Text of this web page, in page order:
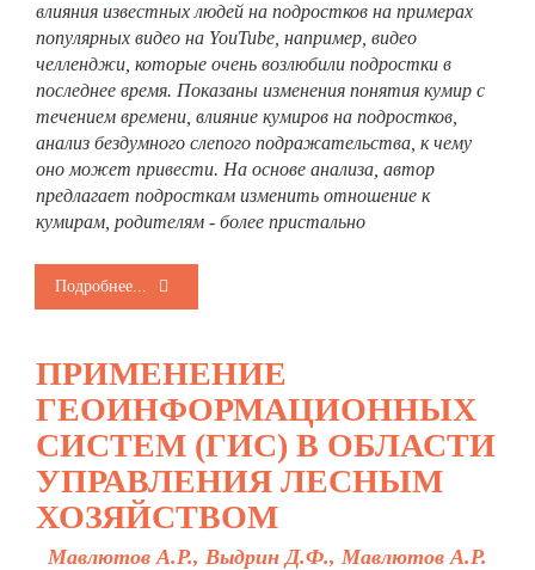
влияния известных людей на подростков на примерах
популярных видео на YouTube, например, видео
челленджи, которые очень возлюбили подростки в
последнее время. Показаны изменения понятия кумир с
течением времени, влияние кумиров на подростков,
анализ бездумного слепого подражательства, к чему
оно может привести. На основе анализа, автор
предлагает подросткам изменить отношение к
кумирам, родителям - более пристально
Подробнее...
ПРИМЕНЕНИЕ
ГЕОИНФОРМАЦИОННЫХ
СИСТЕМ (ГИС) В ОБЛАСТИ
УПРАВЛЕНИЯ ЛЕСНЫМ
ХОЗЯЙСТВОМ
Мавлютов А.Р., Выдрин Д.Ф., Мавлютов А.Р.